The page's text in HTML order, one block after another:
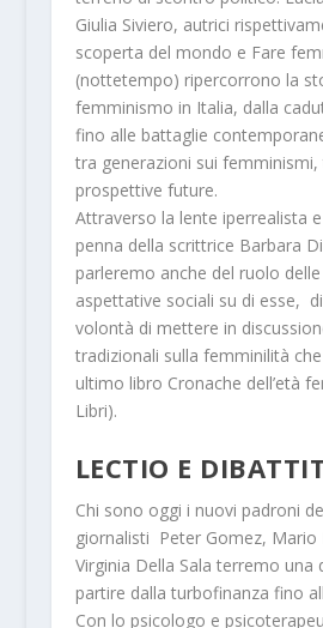
Giulia Siviero, autrici
scoperta del mondo e Fare
(nottetempo) ripercorrono la
femminismo in Italia, dalla
fino alle battaglie
tra generazioni sui
prospettive future.
Attraverso la lente iperrealista
penna della scrittrice Barbara
parleremo anche del ruolo
aspettative sociali su di esse,
volontà di mettere in
tradizionali sulla femminilità
ultimo libro Cronache dell’età
Libri).
LECTIO E
Chi sono oggi i nuovi padroni
giornalisti Peter Gomez, Mario
Virginia Della Sala terremo una
partire dalla turbofinanza fino
Con lo psicologo e